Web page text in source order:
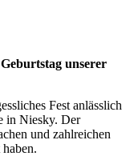
unserer
Fest anlässlich
in Niesky. Der
und zahlreichen